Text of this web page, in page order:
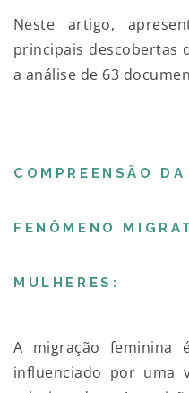
Neste artigo,
principais descobertas
a análise de 63
COMPREENSÃO
FENÔMENO
MULHERES:
A migração feminina
influenciado por uma